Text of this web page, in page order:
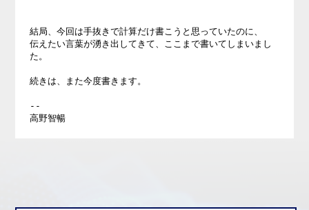
結局、今回は手抜きで計算だけ書こうと思っていたのに、
伝えたい言葉が湧き出してきて、ここまで書いてしまいまし
た。
続きは、また今度書きます。
--
高野智暢